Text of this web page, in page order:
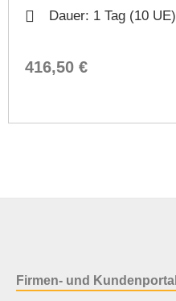
Dauer: 1 Tag (10 UE)
416,50 €
Firmen- und Kundenportal